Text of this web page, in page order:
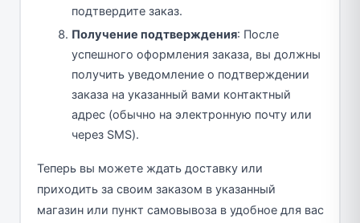
подтвердите заказ.
Получение подтверждения: После
успешного оформления заказа, вы должны
получить уведомление о подтверждении
заказа на указанный вами контактный
адрес (обычно на электронную почту или
через SMS).
Теперь вы можете ждать доставку или
приходить за своим заказом в указанный
магазин или пункт самовывоза в удобное для вас